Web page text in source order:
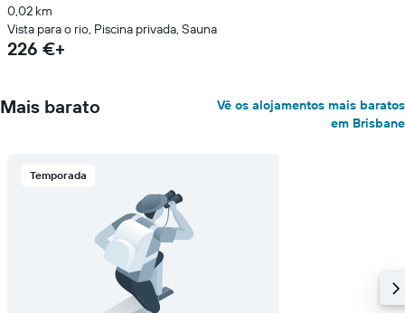
0,02 km
Vista para o rio, Piscina privada, Sauna
226 €+
Mais barato
Vê os alojamentos mais baratos
em Brisbane
Temporada